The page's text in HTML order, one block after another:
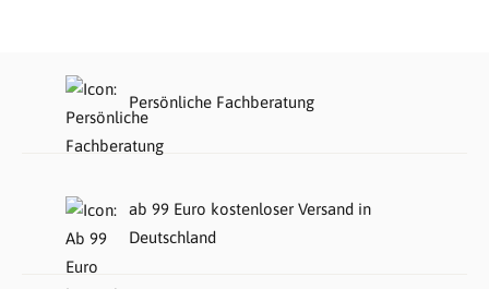
Persönliche Fachberatung
ab 99 Euro kostenloser Versand in
Deutschland